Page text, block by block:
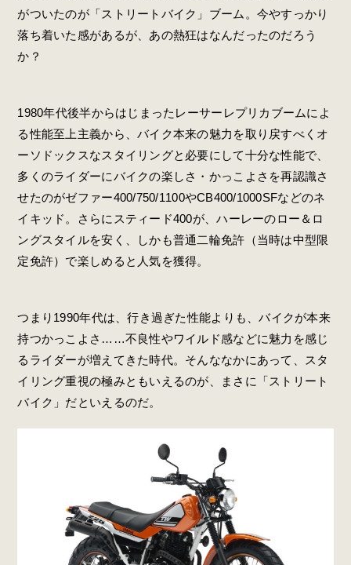
がついたのが「ストリートバイク」ブーム。今やすっかり
落ち着いた感があるが、あの熱狂はなんだったのだろう
か？
1980年代後半からはじまったレーサーレプリカブームによ
る性能至上主義から、バイク本来の魅力を取り戻すべくオ
ーソドックスなスタイリングと必要にして十分な性能で、
多くのライダーにバイクの楽しさ・かっこよさを再認識さ
せたのがゼファー400/750/1100やCB400/1000SFなどのネ
イキッド。さらにスティード400が、ハーレーのロー＆ロ
ングスタイルを安く、しかも普通二輪免許（当時は中型限
定免許）で楽しめると人気を獲得。
つまり1990年代は、行き過ぎた性能よりも、バイクが本来
持つかっこよさ……不良性やワイルド感などに魅力を感じ
るライダーが増えてきた時代。そんななかにあって、スタ
イリング重視の極みともいえるのが、まさに「ストリート
バイク」だといえるのだ。